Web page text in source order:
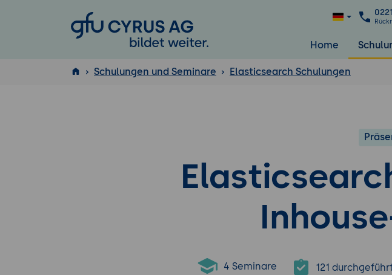
GFU Cyrus AG
Home
Schulungen und Seminare Elasticsearch Schulungen
4 Seminare 121